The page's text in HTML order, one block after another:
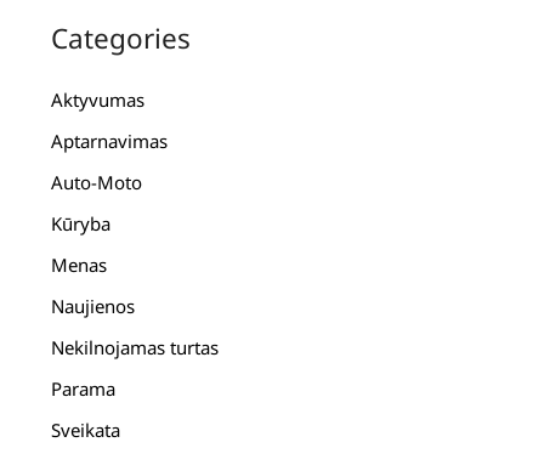
Categories
Aktyvumas
Aptarnavimas
Auto-Moto
Kūryba
Menas
Naujienos
Nekilnojamas turtas
Parama
Sveikata